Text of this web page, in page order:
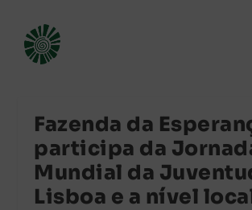
Fazenda da
participa da
Mundial da
Lisboa e a nível